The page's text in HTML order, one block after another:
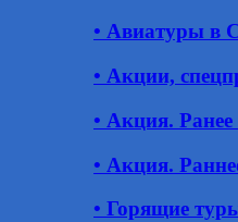
• Авиатуры в
• Акции,
• Акция.
• Акция.
• Горящие